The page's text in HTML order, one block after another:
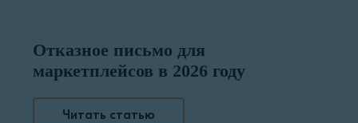
Отказное письмо для
маркетплейсов в 2026 году
Читать статью